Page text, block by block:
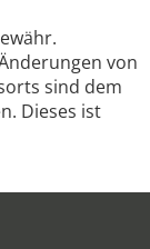
von
sind dem
Dieses ist